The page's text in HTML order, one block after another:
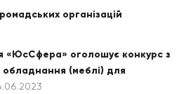
організацій
«ЮсСфера» оголошує конкурс з
(меблі) для